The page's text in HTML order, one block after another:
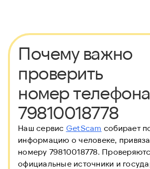
Почему важно
проверить
номер телефона
79810018778
Наш сервис GetScam собирает
информацию о человеке,
номеру 79810018778.
официальные источники и